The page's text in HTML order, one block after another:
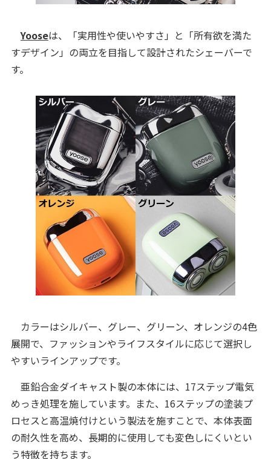
Yooseは、「実用性や使いやすさ」と「所有欲を満た
すデザイン」の両立を目指して設計されたシェーバーで
す。
カラーはシルバー、グレー、グリーン、オレンジの4色
展開で、ファッションやライフスタイルに応じて選択し
やすいラインアップです。
亜鉛合金ダイキャスト製の本体には、17ステップ電気
めっき処理を施しています。また、16ステップの塗装プ
ロセスと高温焼付けという製法を施すことで、本体表面
の耐久性を高め、長期的に使用しても変色しにくいとい
う特徴を持ちます。